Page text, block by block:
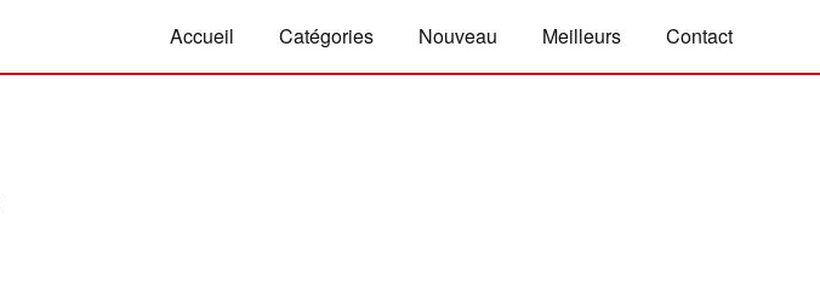
Accueil Catégories Nouveau Meilleurs Contact